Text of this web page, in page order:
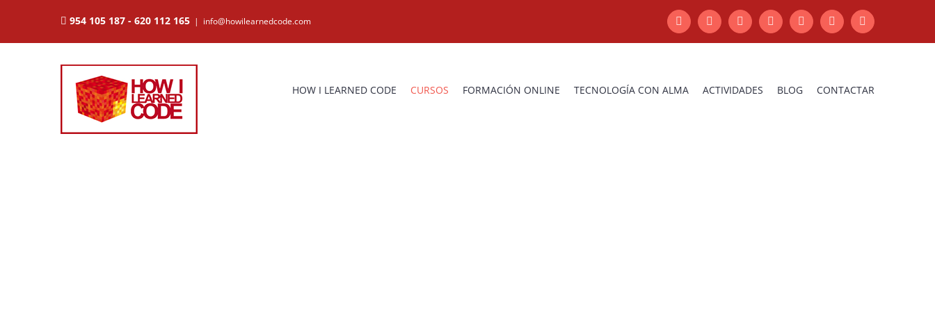
contenido
954 105 187 - 620 112 165 | info@howilearnedcode.com WhatsAppFacebook
X InstagramYouTubePinterestLinkedIn
HOW I LEARNED CODE CURSOS FORMACIÓN ONLINE TECNOLOGÍA CON ALMA ACTIVIDADES BLOG CONTACTAR